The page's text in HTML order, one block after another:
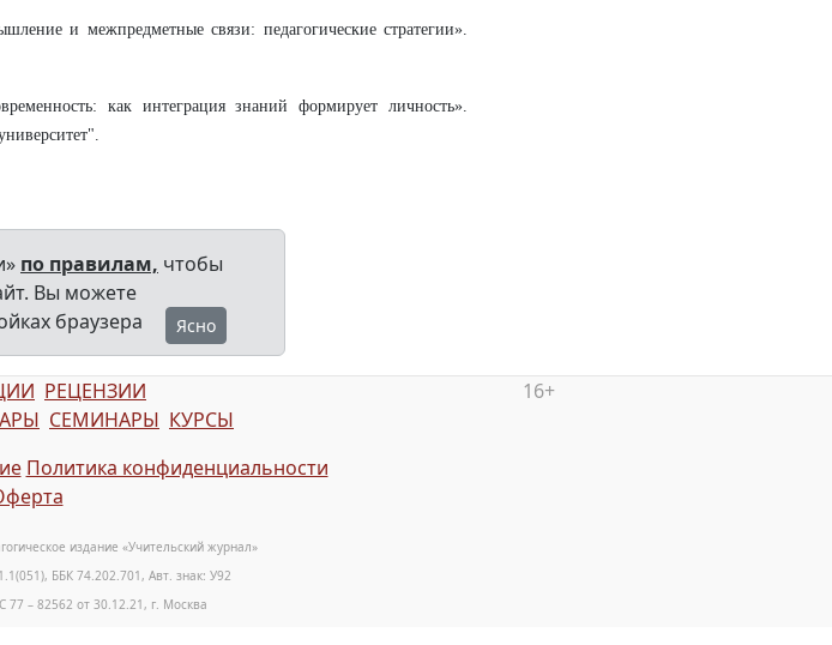
и межпредметные связи: педагогические стратегии».
как интеграция знаний формирует личность».
по правилам, чтобы
Вы можете
браузера
Ясно
РЕЦЕНЗИИ
СЕМИНАРЫ КУРСЫ
Политика конфиденциальности
издание «Учительский журнал»
ББК 74.202.701, Авт. знак: У92
– 82562 от 30.12.21, г. Москва
16+